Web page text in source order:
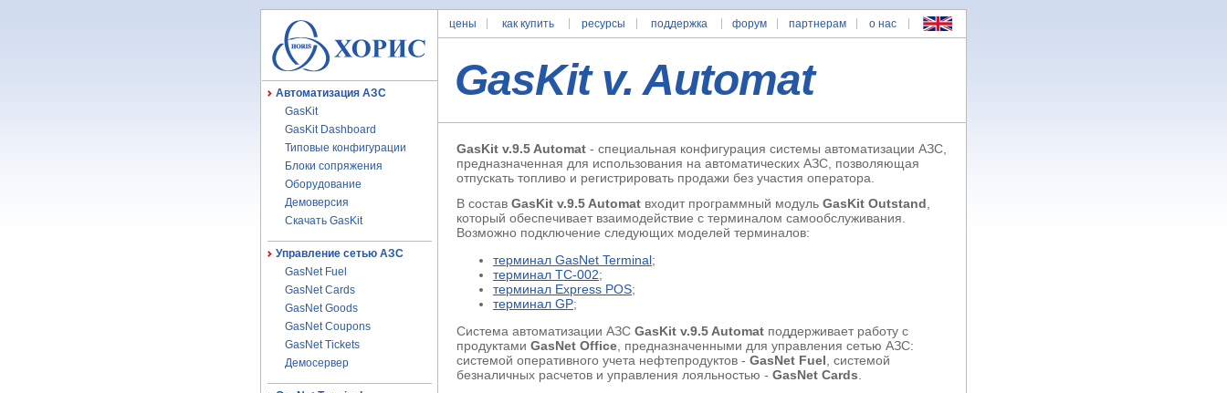
Автоматизация АЗС
GasKit
GasKit Dashboard
Типовые конфигурации
Блоки сопряжения
Оборудование
Демоверсия
Скачать GasKit
Управление сетью АЗС
GasNet Fuel
GasNet Cards
GasNet Goods
GasNet Coupons
GasNet Tickets
Демосервер
цены как купить ресурсы поддержка форум партнерам о нас
GasKit v. Automat
GasKit v.9.5 Automat - специальная конфигурация системы автоматизации АЗС,
предназначенная для использования на автоматических АЗС, позволяющая
отпускать топливо и регистрировать продажи без участия оператора.
В состав GasKit v.9.5 Automat входит программный модуль GasKit Outstand
который обеспечивает взаимодействие с терминалом самообслуживания.
Возможно подключение следующих моделей терминалов:
терминал GasNet Terminal;
терминал ТС-002;
терминал Express POS;
терминал GP;
Система автоматизации АЗС GasKit v.9.5 Automat поддерживает работу с
продуктами GasNet Office , предназначенными для управления сетью АЗС:
системой оперативного учета нефтепродуктов - GasNet Fuel , системой
безналичных расчетов и управления лояльностью - GasNet Cards